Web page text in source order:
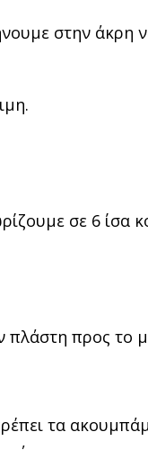
στην άκρη
σε 6 ίσα
προς το
τα